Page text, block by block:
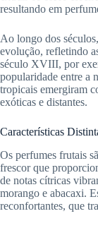
resultando em
Ao longo dos
evolução, refletindo
século XVIII, por
popularidade entre a
tropicais emergiram
exóticas e distantes.
Características
Os perfumes frutais
frescor que
de notas cítricas
morango e abacaxi.
reconfortantes, que